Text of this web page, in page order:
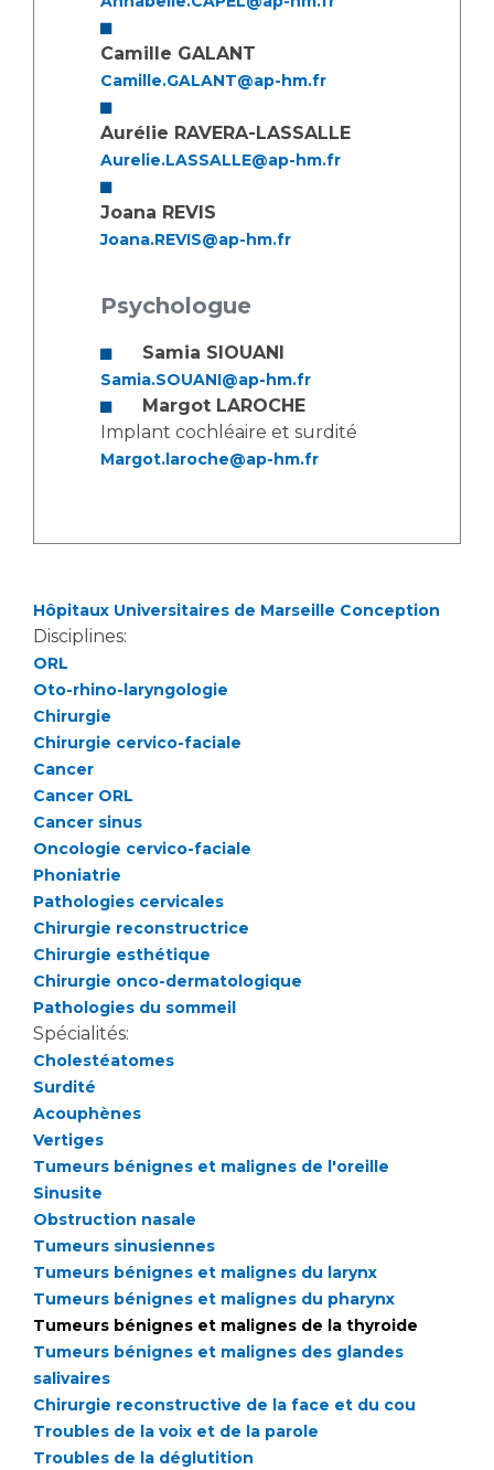
Camille GALANT
Camille.GALANT@ap-hm.fr
Aurélie RAVERA-LASSALLE
Aurelie.LASSALLE@ap-hm.fr
Joana REVIS
Joana.REVIS@ap-hm.fr
Psychologue
Samia SIOUANI
Samia.SOUANI@ap-hm.fr
Margot LAROCHE
Implant cochléaire et surdité
Margot.laroche@ap-hm.fr
Hôpitaux Universitaires de Marseille Conception
Disciplines:
ORL
Oto-rhino-laryngologie
Chirurgie
Chirurgie cervico-faciale
Cancer
Cancer ORL
Cancer sinus
Oncologie cervico-faciale
Phoniatrie
Pathologies cervicales
Chirurgie reconstructrice
Chirurgie esthétique
Chirurgie onco-dermatologique
Pathologies du sommeil
Spécialités:
Cholestéatomes
Surdité
Acouphènes
Vertiges
Tumeurs bénignes et malignes de l'oreille
Sinusite
Obstruction nasale
Tumeurs sinusiennes
Tumeurs bénignes et malignes du larynx
Tumeurs bénignes et malignes du pharynx
Tumeurs bénignes et malignes de la thyroide
Tumeurs bénignes et malignes des glandes
salivaires
Chirurgie reconstructive de la face et du cou
Troubles de la voix et de la parole
Troubles de la déglutition